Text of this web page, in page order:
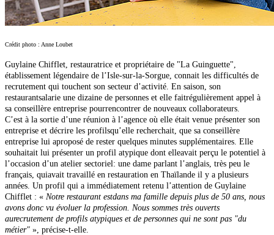
Crédit photo : Anne Loubet
Guylaine Chifflet, restauratrice et propriétaire de "La Guinguette",
établissement légendaire de l’Isle-sur-la-Sorgue, connait les difficultés de
recrutement qui touchent son secteur d’activité. En saison, son
restaurantsalarie une dizaine de personnes et elle faitrégulièrement appel à
sa conseillère entreprise pourrencontrer de nouveaux collaborateurs.
C’est à la sortie d’une réunion à l’agence où elle était venue présenter son
entreprise et décrire les profilsqu’elle recherchait, que sa conseillère
entreprise lui aproposé de rester quelques minutes supplémentaires. Elle
souhaitait lui présenter un profil atypique dont elleavait perçu le potentiel à
l’occasion d’un atelier sectoriel: une dame parlant l’anglais, très peu le
français, quiavait travaillé en restauration en Thaïlande il y a plusieurs
années. Un profil qui a immédiatement retenu l’attention de Guylaine
Chifflet : « Notre restaurant estdans ma famille depuis plus de 50 ans, nous
avons donc vu évoluer la profession. Nous sommes très ouverts
aurecrutement de profils atypiques et de personnes qui ne sont pas "du
métier" », précise-t-elle.